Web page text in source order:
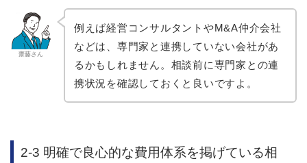
齋藤さん
例えば経営コンサルタントやM&A仲介会社
などは、専門家と連携していない会社があ
るかもしれません。相談前に専門家との連
携状況を確認しておくと良いですよ。
2-3 明確で良心的な費用体系を掲げている相